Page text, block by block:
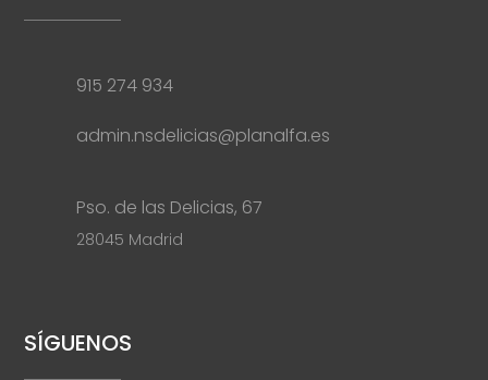
915 274 934
admin.nsdelicias@planalfa.es
Pso. de las Delicias, 67
28045 Madrid
SÍGUENOS